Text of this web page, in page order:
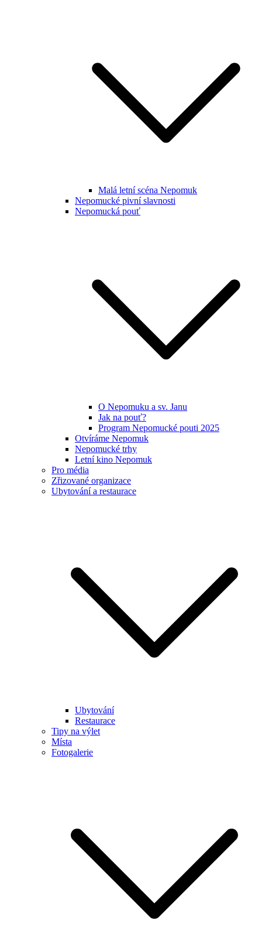
Malá letní scéna Nepomuk
Nepomucké pivní slavnosti
Nepomucká pouť
O Nepomuku a sv. Janu
Jak na pouť?
Program Nepomucké pouti 2025
Otvíráme Nepomuk
Nepomucké trhy
Letní kino Nepomuk
Pro média
Zřizované organizace
Ubytování a restaurace
Ubytování
Restaurace
Tipy na výlet
Místa
Fotogalerie